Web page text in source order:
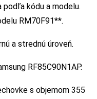
podľa kódu a modelu.
RM70F91**.
a strednú úroveň.
RF85C90N1AP.
s objemom 355